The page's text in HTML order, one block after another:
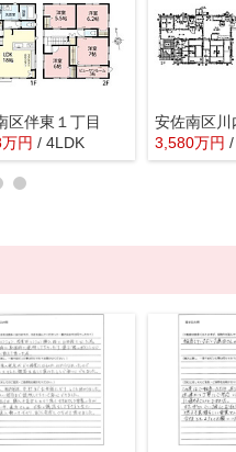
区伴東１丁目
万円 / 4LDK
安佐南区川
3,580万円